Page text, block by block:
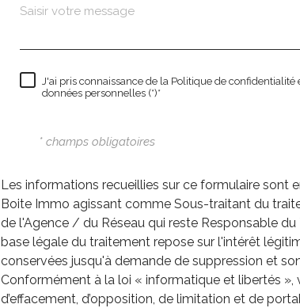
J'ai pris connaissance de la Politique de
données personnelles (*)*
* champs obligatoires
Les informations recueillies sur ce formulaire sont
Boite Immo agissant comme Sous-traitant du
de l'Agence / du Réseau qui reste Responsable
base légale du traitement repose sur l'intérêt
conservées jusqu'à demande de suppression et
Conformément à la loi « informatique et libertés »,
d’effacement, d’opposition, de limitation et de